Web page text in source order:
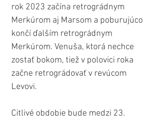
rok 2023 začína retrográdnym
Merkúrom aj Marsom a poburujúco
končí ďalším retrográdnym
Merkúrom. Venuša, ktorá nechce
zostať bokom, tiež v polovici roka
začne retrográdovať v revúcom
Levovi.
Citlivé obdobie bude medzi 23.